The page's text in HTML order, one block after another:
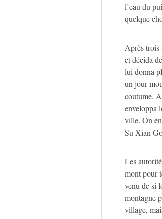
l’eau du
quelque
Après trois
et décida
lui donna
un jour
coutume.
enveloppa
ville. On
Su Xian
Les
mont pour
venu de si
montagne
village,